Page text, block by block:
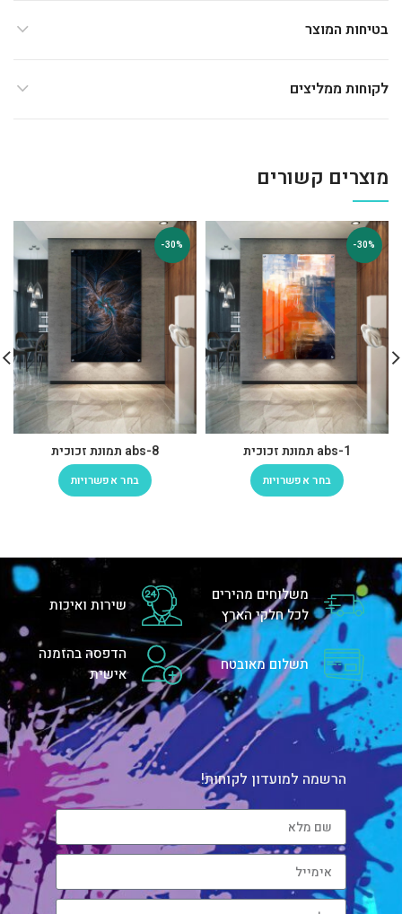
בטיחות המוצר
לקוחות ממליצים
מוצרים קשורים
-30%
abs-1 תמונת זכוכית
בחר אפשרויות
-30%
abs-8 תמונת זכוכית
בחר אפשרויות
משלוחים מהירים
לכל חלקי הארץ
שירות ואיכות
תשלום מאובטח
הדפסה בהזמנה
אישית
הרשמה למועדון לקוחות!